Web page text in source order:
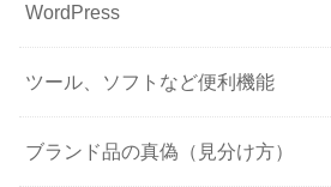
WordPress
ツール、ソフトなど便利機能
ブランド品の真偽（見分け方）